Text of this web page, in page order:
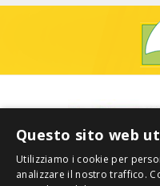
Questo sito web
Utilizziamo i cookie per
analizzare il nostro traffico.